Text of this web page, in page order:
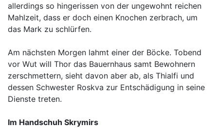
allerdings so hingerissen von der ungewohnt reichen
Mahlzeit, dass er doch einen Knochen zerbrach, um
das Mark zu schlürfen.
Am nächsten Morgen lahmt einer der Böcke. Tobend
vor Wut will Thor das Bauernhaus samt Bewohnern
zerschmettern, sieht davon aber ab, als Thialfi und
dessen Schwester Roskva zur Entschädigung in seine
Dienste treten.
Im Handschuh Skrymirs